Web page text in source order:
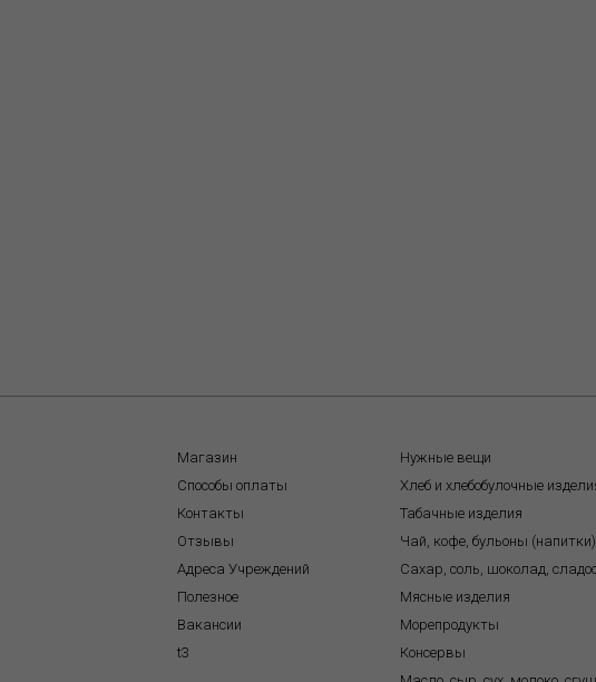
Магазин
Способы оплаты
Контакты
Отзывы
Адреса Учреждений
Полезное
Вакансии
t3
Нужные вещи
Хлеб и хлебобулочные
Табачные изделия
Чай, кофе, бульоны (напитки)
Сахар, соль, шоколад,
Мясные изделия
Морепродукты
Консервы